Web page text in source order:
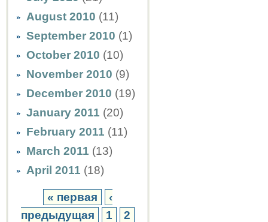
August 2010 (11)
September 2010 (1)
October 2010 (10)
November 2010 (9)
December 2010 (19)
January 2011 (20)
February 2011 (11)
March 2011 (13)
April 2011 (18)
« первая
‹
предыдущая
1
2